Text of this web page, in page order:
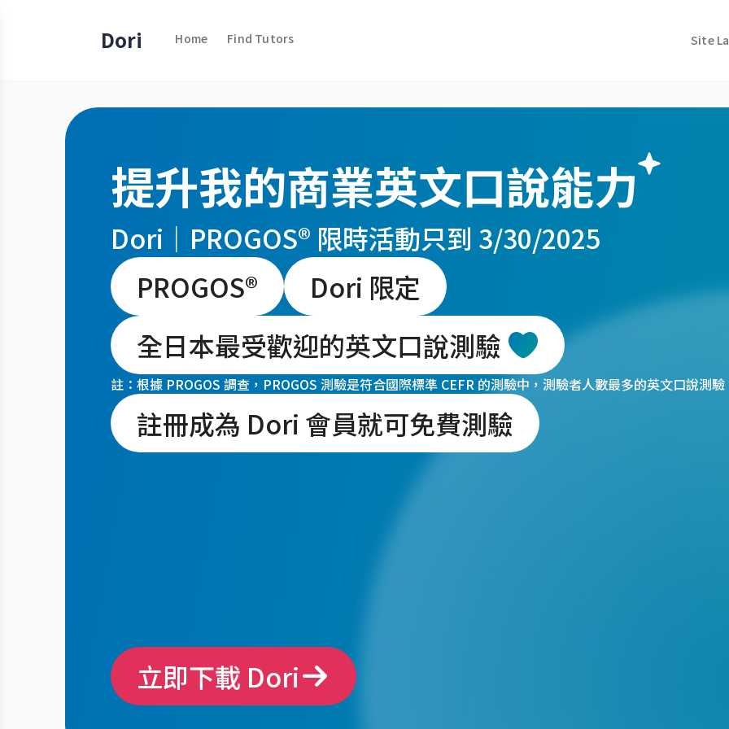
Dori Home Find Tutors Site
提升我的商業英文口說能力
Dori｜PROGOS® 限時活動只到 3/30/2025
PROGOS®
Dori 限定
全日本最受歡迎的英文口說測驗
註：根據 PROGOS 調查，PROGOS 測驗是符合國際標準 CEFR 的測驗中，測驗者人數最多的英文口說測驗
註冊成為 Dori 會員就可免費測驗
立即下載 Dori